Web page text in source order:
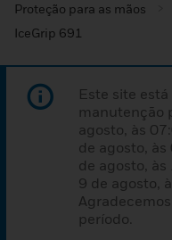
Proteção para as mãos
IceGrip 691
Este site
manutenção
agosto, às
de agosto, às
de agosto,
9 de agosto,
período.